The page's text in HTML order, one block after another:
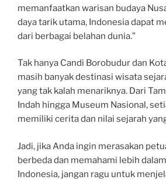
memanfaatkan warisan budaya
daya tarik utama, Indonesia dapat
dari berbagai belahan dunia.”
Tak hanya Candi Borobudur dan
masih banyak destinasi wisata
yang tak kalah menariknya. Dari
Indah hingga Museum Nasional,
memiliki cerita dan nilai sejarah
Jadi, jika Anda ingin merasakan
berbeda dan memahami lebih
Indonesia, jangan ragu untuk